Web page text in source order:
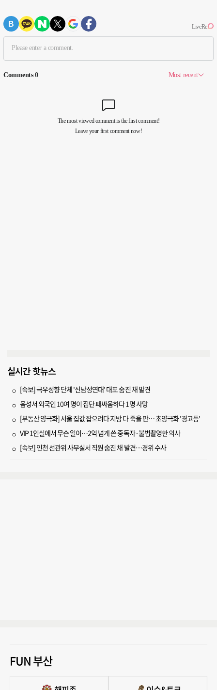
실시간 핫뉴스
[속보] 극우성향 단체 '신남성연대' 대표 숨진 채 발견
음성서 외국인 10여 명이 집단 패싸움하다 1명 사망
[부동산 양극화] 서울 집값 잡으려다 지방 다 죽을 판… 초양극화 '경고등'
VIP 1인실에서 무슨 일이…2억 넘게 쓴 중독자·불법촬영한 의사
[속보] 인천 선관위 사무실서 직원 숨진 채 발견…경위 수사
FUN 부산